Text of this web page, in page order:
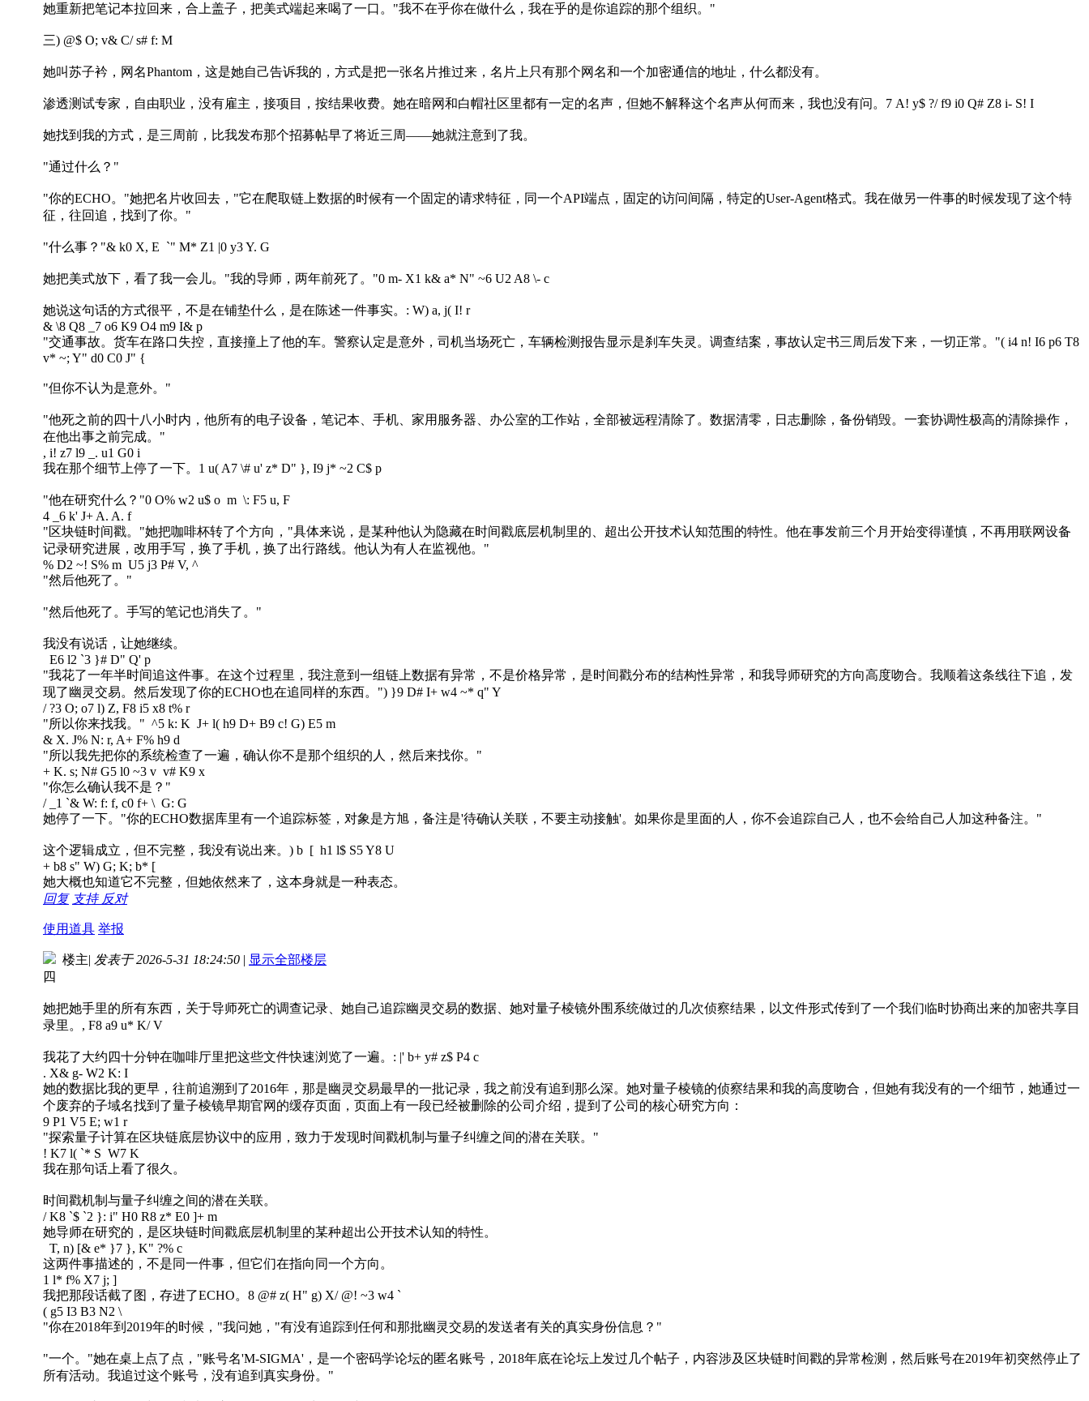
她重新把笔记本拉回来，合上盖子，把美式端起来喝了一口。"我不在乎你在做什么，我在乎的是你追踪的那个组织。"
三) @$ O; v& C/ s# f: M
她叫苏子衿，网名Phantom，这是她自己告诉我的，方式是把一张名片推过来，名片上只有那个网名和一个加密通信的地址，什么都没有。
渗透测试专家，自由职业，没有雇主，接项目，按结果收费。她在暗网和白帽社区里都有一定的名声，但她不解释这个名声从何而来，我也没有问。 7 A! y$ ?/ f9 i0 Q# Z8 i- S! I
她找到我的方式，是三周前，比我发布那个招募帖早了将近三周——她就注意到了我。
"通过什么？"
"你的ECHO。"她把名片收回去，"它在爬取链上数据的时候有一个固定的请求特征，同一个API端点，固定的访问间隔，特定的User-Agent格式。我在做另一件事的时候发现了这个特
征，往回追，找到了你。"
"什么事？"& k0 X, E `" M* Z1 |0 y3 Y. G
她把美式放下，看了我一会儿。"我的导师，两年前死了。"0 m- X1 k& a* N" ~6 U2 A8 \- c
她说这句话的方式很平，不是在铺垫什么，是在陈述一件事实。 : W) a, j( I! r
& \8 Q8 _7 o6 K9 O4 m9 I& p
"交通事故。货车在路口失控，直接撞上了他的车。警察认定是意外，司机当场死亡，车辆检测报告显示是刹车失灵。调查结案，事故认定书三周后发下来，一切正常。"( i4 n! I6 p6 T8
v* ~; Y" d0 C0 J" {
"但你不认为是意外。"
"他死之前的四十八小时内，他所有的电子设备，笔记本、手机、家用服务器、办公室的工作站，全部被远程清除了。数据清零，日志删除，备份销毁。一套协调性极高的清除操作，
在他出事之前完成。"
, i! z7 l9 _. u1 G0 i
我在那个细节上停了一下。 1 u( A7 \# u' z* D" }, I9 j* ~2 C$ p
"他在研究什么？"0 O% w2 u$ o m \: F5 u, F
4 _6 k' J+ A. A. f
"区块链时间戳。"她把咖啡杯转了个方向，"具体来说，是某种他认为隐藏在时间戳底层机制里的、超出公开技术认知范围的特性。他在事发前三个月开始变得谨慎，不再用联网设备
记录研究进展，改用手写，换了手机，换了出行路线。他认为有人在监视他。"
% D2 ~! S% m U5 j3 P# V, ^
"然后他死了。"
"然后他死了。手写的笔记也消失了。"
我没有说话，让她继续。
E6 l2 `3 }# D" Q' p
"我花了一年半时间追这件事。在这个过程里，我注意到一组链上数据有异常，不是价格异常，是时间戳分布的结构性异常，和我导师研究的方向高度吻合。我顺着这条线往下追，发
现了幽灵交易。然后发现了你的ECHO也在追同样的东西。") }9 D# I+ w4 ~* q" Y
/ ?3 O; o7 l) Z, F8 i5 x8 t% r
"所以你来找我。" ^5 k: K J+ l( h9 D+ B9 c! G) E5 m
& X. J% N: r, A+ F% h9 d
"所以我先把你的系统检查了一遍，确认你不是那个组织的人，然后来找你。"
+ K. s; N# G5 l0 ~3 v v# K9 x
"你怎么确认我不是？"
/ _1 `& W: f: f, c0 f+ \ G: G
她停了一下。"你的ECHO数据库里有一个追踪标签，对象是方旭，备注是'待确认关联，不要主动接触'。如果你是里面的人，你不会追踪自己人，也不会给自己人加这种备注。"
这个逻辑成立，但不完整，我没有说出来。 ) b [ h1 l$ S5 Y8 U
+ b8 s" W) G; K; b* [
她大概也知道它不完整，但她依然来了，这本身就是一种表态。
回复 支持 反对
使用道具 举报
楼主| 发表于 2026-5-31 18:24:50 | 显示全部楼层
四
她把她手里的所有东西，关于导师死亡的调查记录、她自己追踪幽灵交易的数据、她对量子棱镜外围系统做过的几次侦察结果，以文件形式传到了一个我们临时协商出来的加密共享目
录里。 , F8 a9 u* K/ V
我花了大约四十分钟在咖啡厅里把这些文件快速浏览了一遍。 : |' b+ y# z$ P4 c
. X& g- W2 K: I
她的数据比我的更早，往前追溯到了2016年，那是幽灵交易最早的一批记录，我之前没有追到那么深。她对量子棱镜的侦察结果和我的高度吻合，但她有我没有的一个细节，她通过一
个废弃的子域名找到了量子棱镜早期官网的缓存页面，页面上有一段已经被删除的公司介绍，提到了公司的核心研究方向：
9 P1 V5 E; w1 r
"探索量子计算在区块链底层协议中的应用，致力于发现时间戳机制与量子纠缠之间的潜在关联。"
! K7 l( `* S W7 K
我在那句话上看了很久。
时间戳机制与量子纠缠之间的潜在关联。
/ K8 `$ `2 }: i" H0 R8 z* E0 ]+ m
她导师在研究的，是区块链时间戳底层机制里的某种超出公开技术认知的特性。
T, n) [& e* }7 }, K" ?% c
这两件事描述的，不是同一件事，但它们在指向同一个方向。
1 l* f% X7 j; ]
我把那段话截了图，存进了ECHO。 8 @# z( H" g) X/ @! ~3 w4 `
( g5 I3 B3 N2 \
"你在2018年到2019年的时候，"我问她，"有没有追踪到任何和那批幽灵交易的发送者有关的真实身份信息？"
"一个。"她在桌上点了点，"账号名'M-SIGMA'，是一个密码学论坛的匿名账号，2018年底在论坛上发过几个帖子，内容涉及区块链时间戳的异常检测，然后账号在2019年初突然停止了
所有活动。我追过这个账号，没有追到真实身份。"